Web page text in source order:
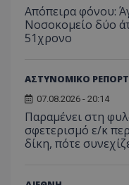
Απόπειρα φόνου:
Νοσοκομείο δύο
51χρονο
ΑΣΤΥΝΟΜΙΚΟ
07.08.2026 - 20:14
Παραμένει στη
σφετερισμό ε/κ
δίκη, πότε